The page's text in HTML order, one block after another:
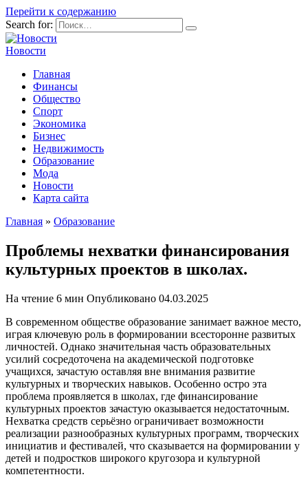
Перейти к содержанию
Search for:
Новости
Главная
Финансы
Общество
Спорт
Экономика
Бизнес
Недвижимость
Образование
Мода
Новости
Карта сайта
Главная » Образование
Проблемы нехватки финансирования
культурных проектов в школах.
На чтение 6 мин Опубликовано 04.03.2025
В современном обществе образование занимает важное место,
играя ключевую роль в формировании всесторонне развитых
личностей. Однако значительная часть образовательных
усилий сосредоточена на академической подготовке
учащихся, зачастую оставляя вне внимания развитие
культурных и творческих навыков. Особенно остро эта
проблема проявляется в школах, где финансирование
культурных проектов зачастую оказывается недостаточным.
Нехватка средств серьёзно ограничивает возможности
реализации разнообразных культурных программ, творческих
инициатив и фестивалей, что сказывается на формировании у
детей и подростков широкого кругозора и культурной
компетентности.